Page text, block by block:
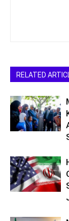
RELATED